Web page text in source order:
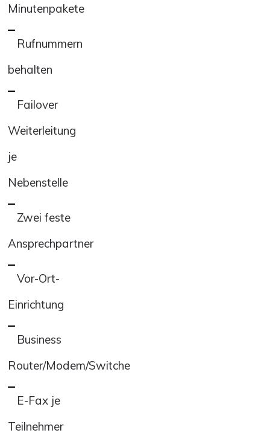
Minutenpakete
Rufnummern
behalten
Failover
Weiterleitung
je
Nebenstelle
Zwei feste
Ansprechpartner
Vor-Ort-
Einrichtung
Business
Router/Modem/Switche
E-Fax je
Teilnehmer